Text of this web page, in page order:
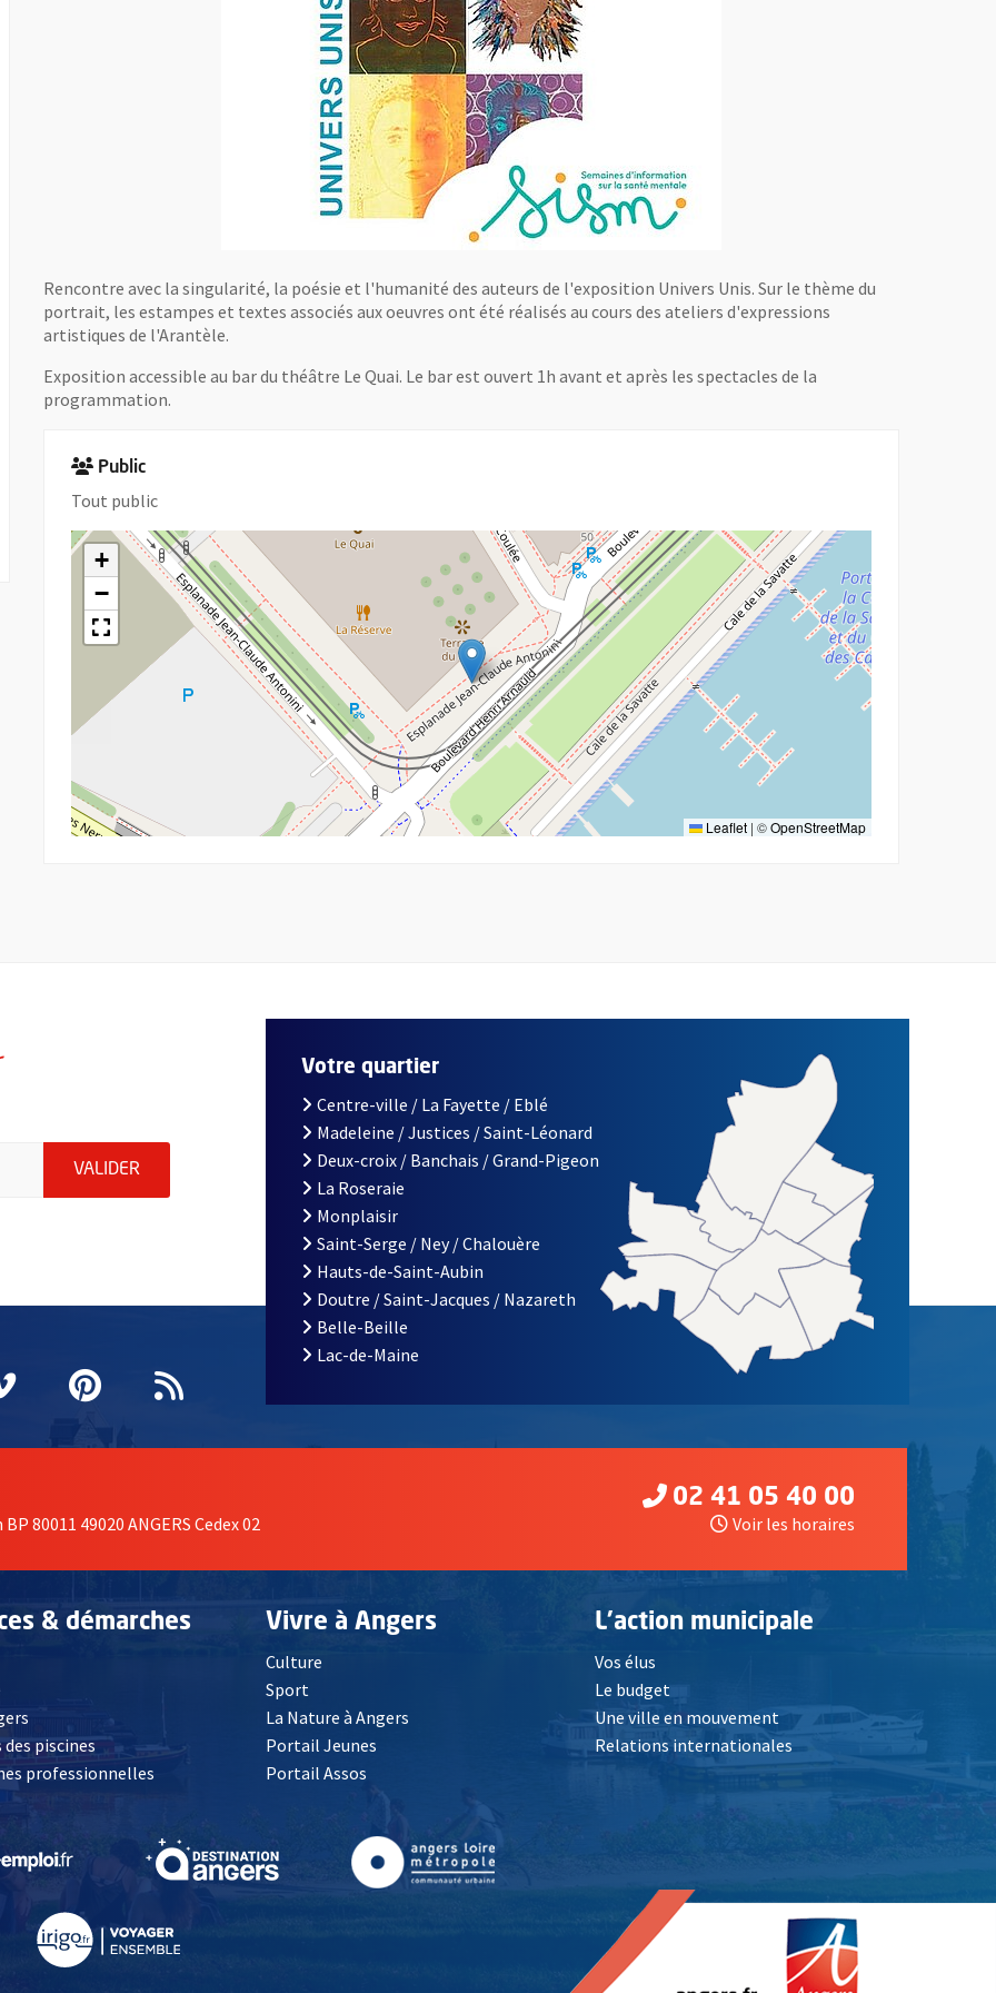
Rencontre avec la singularité, la poésie et l'humanité des auteurs de l'exposition Univers Unis. Sur le thème du
portrait, les estampes et textes associés aux oeuvres ont été réalisés au cours des ateliers d'expressions
artistiques de l'Arantèle.
Exposition accessible au bar du théâtre Le Quai. Le bar est ouvert 1h avant et après les spectacles de la
programmation.
Public
Tout public
+
−
Leaflet | ©OpenStreetMap
indiquez votre email (champ obligatoire)
VALIDER ENVOYER MA DEMANDE D'INSCRIPTION À LA LETTRE D'INFORMATION DE LA VILLE D'ANGERS
fenêtrefenêtre
une nouvelle fenêtre
Vimeo
, Ouvre une nouvelle fenêtre
Pinterest
, Ouvre une nouvelle fenêtre
Flux RSS
Votre quartier
Centre-ville / La Fayette / Eblé
Madeleine / Justices / Saint-Léonard
Deux-croix / Banchais / Grand-Pigeon
La Roseraie
Monplaisir
Saint-Serge / Ney / Chalouère
Hauts-de-Saint-Aubin
Doutre / Saint-Jacques / Nazareth
Belle-Beille
Lac-de-Maine
80011 49020 ANGERS Cedex 02
02 41 05 40 00
Voir les horaires
& démarches
, Ouvre une nouvelle fenêtre
piscines
professionnelles
Vivre à Angers
Culture
Sport
La Nature à Angers
Portail Jeunes
Portail Assos
L'action municipale
Vos élus
Le budget
Une ville en mouvement
Relations internationales
fenêtre , Ouvre une nouvelle fenêtre , Ouvre une nouvelle fenêtre, Ouvre une nouvelle fenêtre